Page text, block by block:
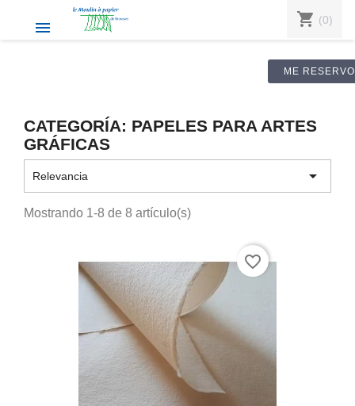
 shopping_cart (0)
ME RESERVO
CATEGORÍA: PAPELES PARA ARTES
GRÁFICAS
Relevancia 
Mostrando 1-8 de 8 artículo(s)
favorite_border